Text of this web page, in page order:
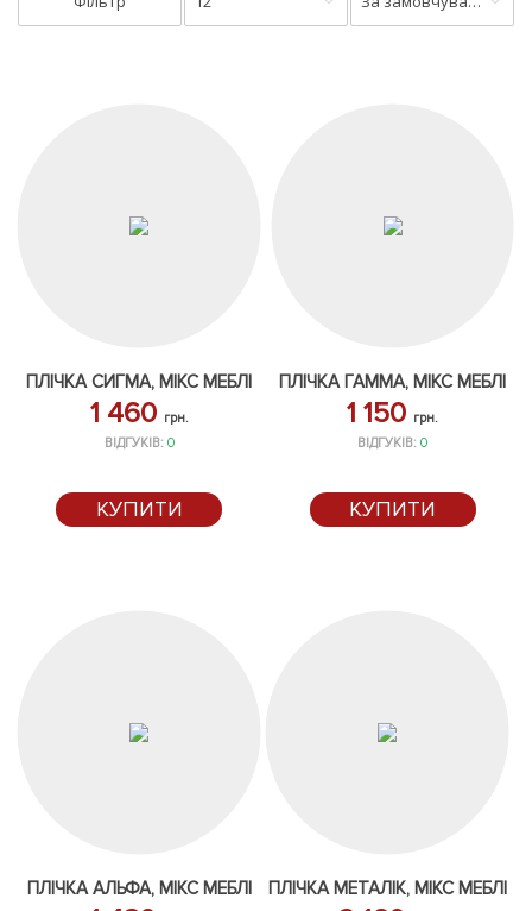
ПЛІЧКА СИГМА, МІКС МЕБЛІ
1 460 грн.
ВІДГУКІВ: 0
КУПИТИ
ПЛІЧКА ГАММА, МІКС МЕБЛІ
1 150 грн.
ВІДГУКІВ:0
КУПИТИ
ПЛІЧКА АЛЬФА, МІКС МЕБЛІ ПЛІЧКА МЕТАЛІК, МІКС МЕБЛІ